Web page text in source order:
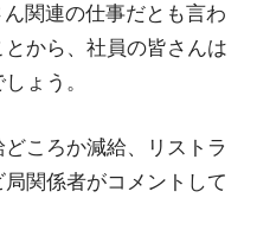
関連の仕事だとも言わ
から、社員の皆さんは
ょう。
ころか減給、リストラ
関係者がコメントして